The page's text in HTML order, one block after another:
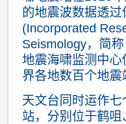
的地震波数据透
(Incorporated
Seismology，简
地震海啸监测中
界各地数百个地震
天文台同时运作
站，分别位于鹤